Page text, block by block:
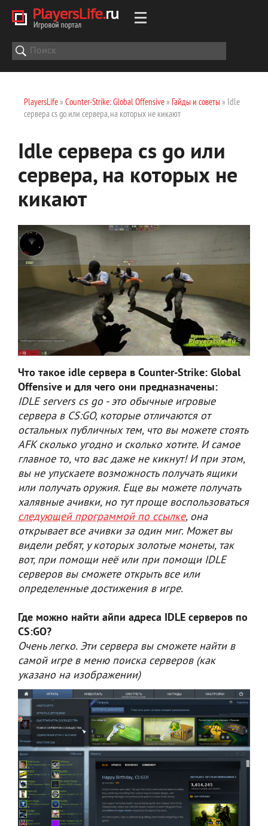
PlayersLife» Counter-Strike: Global Offensive» Гайды и советы» Idle
сервера cs go или сервера, на которых не кикают
Idle сервера cs go или
сервера, на которых не
кикают
Что такое idle сервера в Counter-Strike: Global
Offensive и для чего они предназначены:
IDLE servers cs go - это обычные игровые
сервера в CS:GO, которые отличаются от
остальных публичных тем, что вы можете стоять
AFK сколько угодно и сколько хотите. И самое
главное то, что вас даже не кикнут! И при этом,
вы не упускаете возможность получать ящики
или получать оружия. Еще вы можете получать
халявные ачивки, но тут проще воспользоваться
следующей программой по ссылке, она
открывает все ачивки за один миг. Может вы
видели ребят, у которых золотые монеты, так
вот, при помощи неё или при помощи IDLE
серверов вы сможете открыть все или
определенные достижения в игре.
Где можно найти айпи адреса IDLE серверов по
CS:GO?
Очень легко. Эти сервера вы сможете найти в
самой игре в меню поиска серверов (как
указано на изображении)